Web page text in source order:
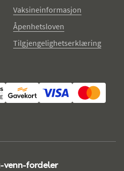
Vaksineinformasjon
Åpenhetsloven
Tilgjengelighetserklæring
venn-fordeler